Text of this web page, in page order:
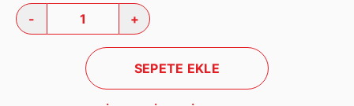
- +
SEPETE EKLE